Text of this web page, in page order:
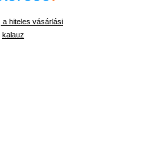
a hiteles vásárlási
kalauz